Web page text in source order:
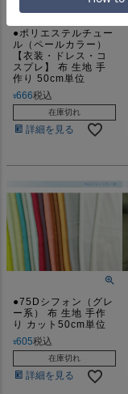
●ポリエステルチュー
ル（ペールカラー）
【衣装・ドレス・コ
スプレ】 布 生地 手
作り 50cm単位
¥666税込
在庫切れ
詳細を見る
●75Dシフォン（グレ
ー系） 布 生地 手作
り カット50cm単位
¥605税込
在庫切れ
詳細を見る